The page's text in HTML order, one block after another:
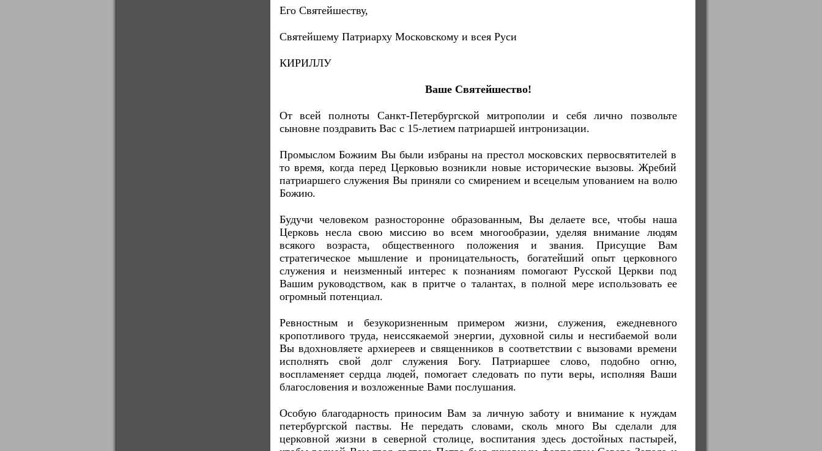
Его Святейшеству,
Святейшему Патриарху Московскому и всея Руси
КИРИЛЛУ
Ваше Святейшество!
От всей полноты Санкт-Петербургской митрополии и себя лично позвольте
сыновне поздравить Вас с 15-летием патриаршей интронизации.
Промыслом Божиим Вы были избраны на престол московских первосвятителей в
то время, когда перед Церковью возникли новые исторические вызовы. Жребий
патриаршего служения Вы приняли со смирением и всецелым упованием на волю
Божию.
Будучи человеком разносторонне образованным, Вы делаете все, чтобы наша
Церковь несла свою миссию во всем многообразии, уделяя внимание людям
всякого возраста, общественного положения и звания. Присущие Вам
стратегическое мышление и проницательность, богатейший опыт церковного
служения и неизменный интерес к познаниям помогают Русской Церкви под
Вашим руководством, как в притче о талантах, в полной мере использовать ее
огромный потенциал.
Ревностным и безукоризненным примером жизни, служения, ежедневного
кропотливого труда, неиссякаемой энергии, духовной силы и несгибаемой воли
Вы вдохновляете архиереев и священников в соответствии с вызовами времени
исполнять свой долг служения Богу. Патриаршее слово, подобно огню,
воспламеняет сердца людей, помогает следовать по пути веры, исполняя Ваши
благословения и возложенные Вами послушания.
Особую благодарность приносим Вам за личную заботу и внимание к нуждам
петербургской паствы. Не передать словами, сколь много Вы сделали для
церковной жизни в северной столице, воспитания здесь достойных пастырей,